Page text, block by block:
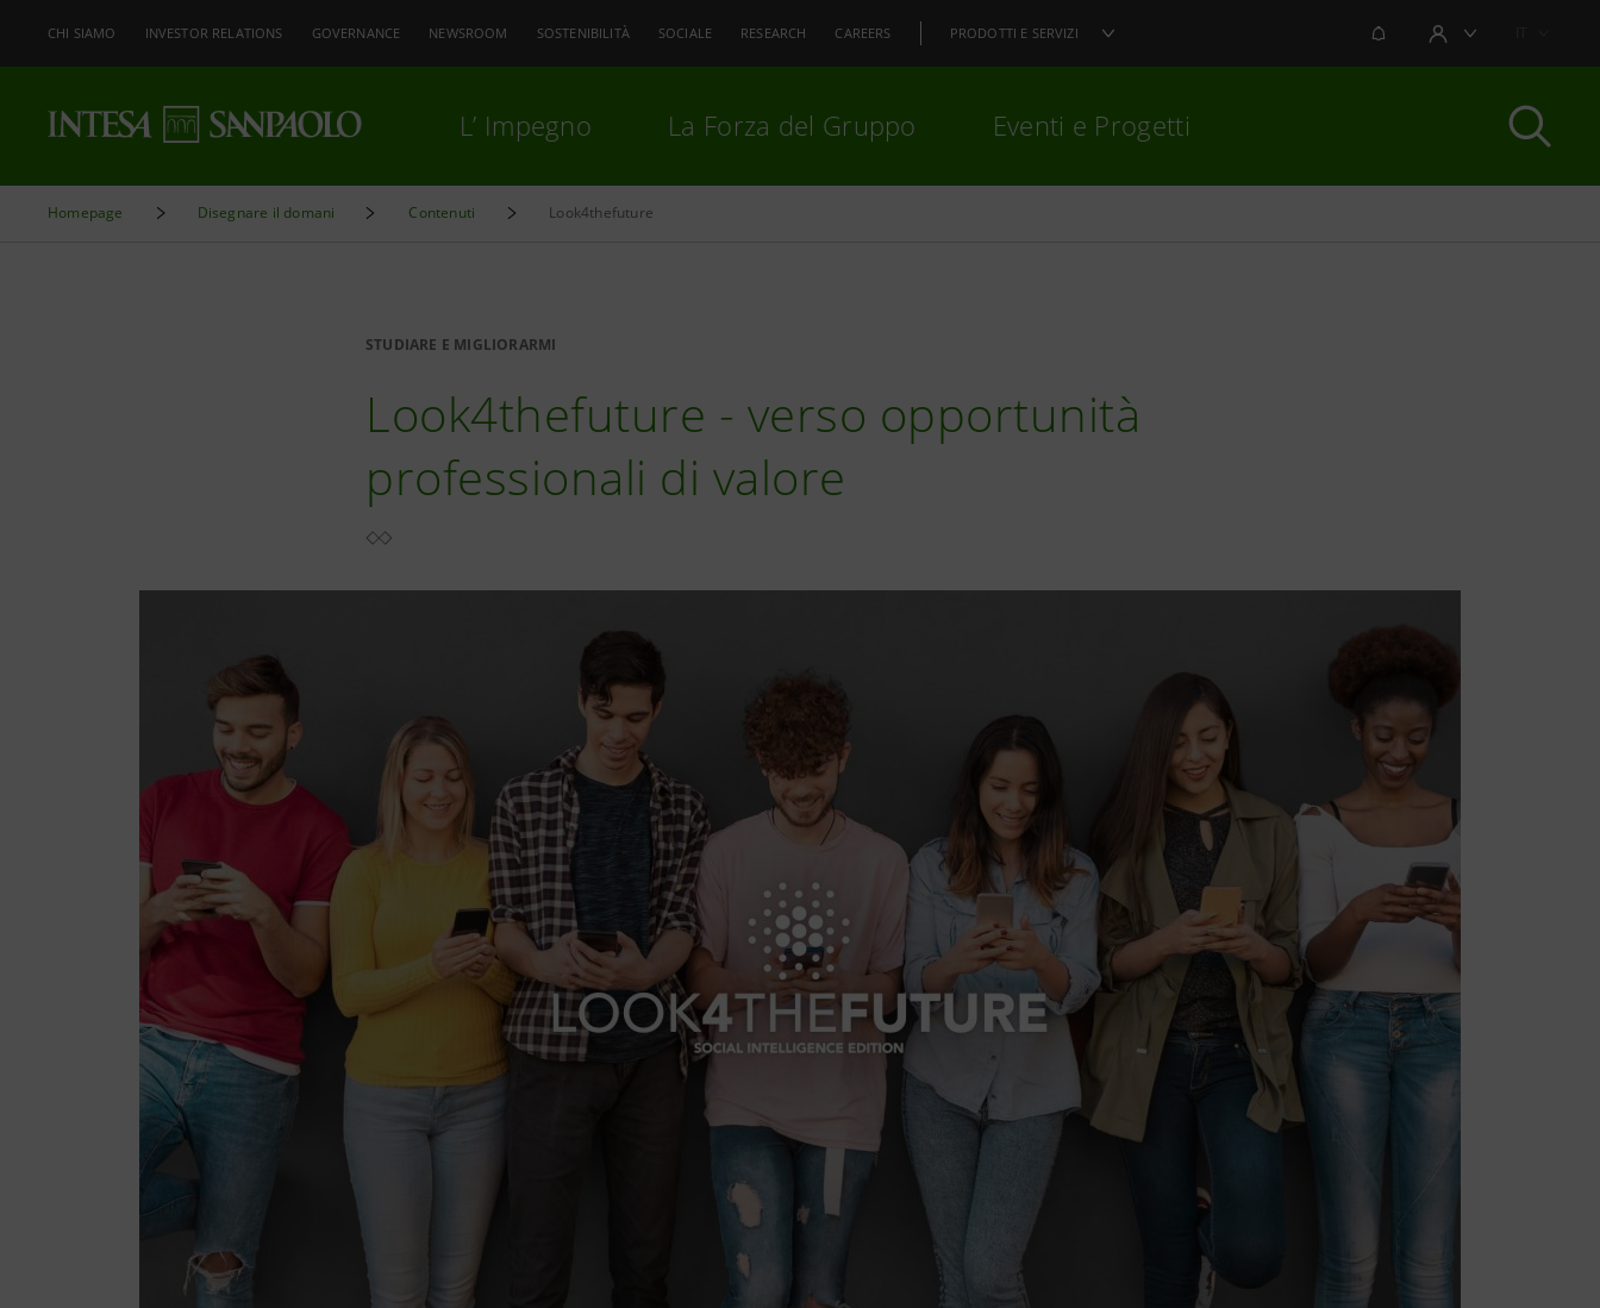
CHI SIAMO INVESTOR RELATIONS GOVERNANCE NEWSROOM SOSTENIBILITÀ SOCIALE RESEARCH CAREERS PRODOTTI E SERVIZI NOTIFICHEAREA UTENTE
L’ Impegno La Forza del Gruppo Eventi e Progetti
Homepage Disegnare il domani Contenuti Look4thefuture
STUDIARE E MIGLIORARMI
Look4thefuture - verso opportunità
professionali di valore